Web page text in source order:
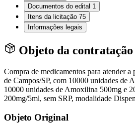
Documentos do edital 1
Itens da licitação 75
Informações legais
Objeto da contratação
Compra de medicamentos para atender
de Campos/SP, com 10000 unidades de
10000 unidades de Amoxilina 500mg e
200mg/5ml, sem SRP, modalidade
Objeto Original